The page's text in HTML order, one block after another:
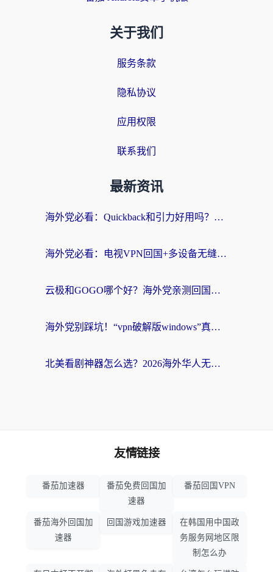
关于我们
服务条款
隐私协议
应用权限
联系我们
最新资讯
海外党必看：Quickback和引力好用吗？3分钟搞懂回国加速器怎么选
海外党必看：电视VPN回国+多设备无缝访问国内资源的实用指南
云极和GOGO哪个好？海外党亲测回国加速器选择指南（附iOS免费&Windows VPN实用技巧）
海外党别踩坑！“vpn破解版windows”真的能用？教你选对回国加速器无缝刷国内资源
北美看剧神器怎么选？2026海外华人无缝访问国内资源全攻略
友情链接
番茄加速器
番茄免费回国加
速器
番茄回国VPN
番茄海外回国加
速器
回国游戏加速器
在韩国用中国政
务服务网地区限
制怎么办